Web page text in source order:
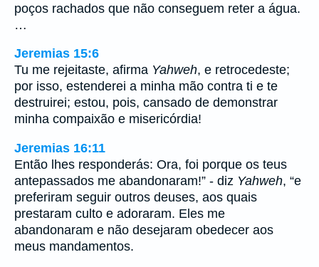
poços rachados que não conseguem reter a água.
…
Jeremias 15:6
Tu me rejeitaste, afirma Yahweh, e retrocedeste;
por isso, estenderei a minha mão contra ti e te
destruirei; estou, pois, cansado de demonstrar
minha compaixão e misericórdia!
Jeremias 16:11
Então lhes responderás: Ora, foi porque os teus
antepassados me abandonaram!” - diz Yahweh, “e
preferiram seguir outros deuses, aos quais
prestaram culto e adoraram. Eles me
abandonaram e não desejaram obedecer aos
meus mandamentos.